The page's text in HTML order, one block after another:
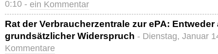
0:10 - ein Kommentar
Rat der Verbraucherzentrale zur ePA:
grundsätzlicher Widerspruch - Dienstag, Januar
Kommentare